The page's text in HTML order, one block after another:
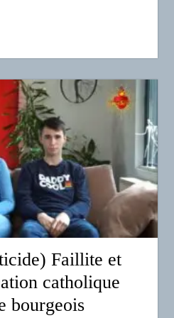
Faillite et
catholique
bourgeois